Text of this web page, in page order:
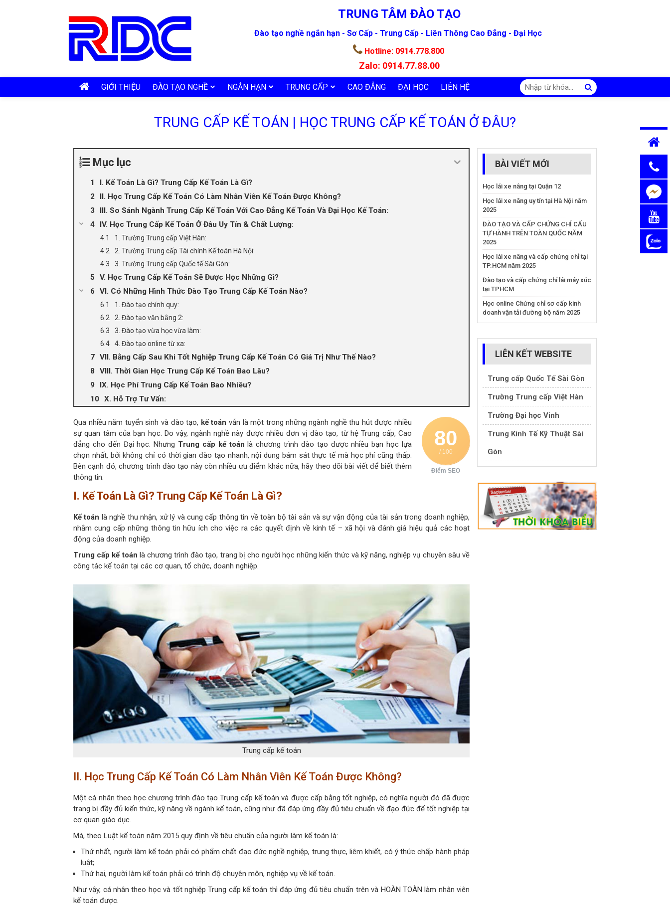
TRUNG TÂM ĐÀO TẠO
Đào tạo nghề ngắn hạn - Sơ Cấp - Trung Cấp - Liên Thông Cao Đẳng - Đại Học
Hotline: 0914.778.800
Zalo: 0914.77.88.00
GIỚI THIỆU ĐÀO TẠO NGHỀ NGẮN HẠN TRUNG CẤP CAO ĐẲNG ĐẠI HỌC LIÊN HỆ
TRUNG CẤP KẾ TOÁN | HỌC TRUNG CẤP KẾ TOÁN Ở ĐÂU?
Mục lục
I. Kế Toán Là Gì? Trung Cấp Kế Toán Là Gì?
II. Học Trung Cấp Kế Toán Có Làm Nhân Viên Kế Toán Được Không?
III. So Sánh Ngành Trung Cấp Kế Toán Với Cao Đẳng Kế Toán Và Đại Học Kế Toán:
IV. Học Trung Cấp Kế Toán Ở Đâu Uy Tín & Chất Lượng:
1. Trường Trung cấp Việt Hàn:
2. Trường Trung cấp Tài chính Kế toán Hà Nội:
3. Trường Trung cấp Quốc tế Sài Gòn:
V. Học Trung Cấp Kế Toán Sẽ Được Học Những Gì?
VI. Có Những Hình Thức Đào Tạo Trung Cấp Kế Toán Nào?
1. Đào tạo chính quy:
2. Đào tạo văn bằng 2:
3. Đào tạo vừa học vừa làm:
4. Đào tạo online từ xa:
VII. Bằng Cấp Sau Khi Tốt Nghiệp Trung Cấp Kế Toán Có Giá Trị Như Thế Nào?
VIII. Thời Gian Học Trung Cấp Kế Toán Bao Lâu?
IX. Học Phí Trung Cấp Kế Toán Bao Nhiêu?
X. Hỗ Trợ Tư Vấn:
80
/ 100
Điểm SEO
Qua nhiều năm tuyển sinh và đào tạo, kế toán vẫn là một trong những ngành nghề thu hút được nhiều
sự quan tâm của bạn học. Do vậy, ngành nghề này được nhiều đơn vị đào tạo, từ hệ Trung cấp, Cao
đẳng cho đến Đại học. Nhưng Trung cấp kế toán là chương trình đào tạo được nhiều bạn học lựa
chọn nhất, bởi không chỉ có thời gian đào tạo nhanh, nội dung bám sát thực tế mà học phí cũng thấp.
Bên cạnh đó, chương trình đào tạo này còn nhiều ưu điểm khác nữa, hãy theo dõi bài viết để biết thêm
thông tin.
I. Kế Toán Là Gì? Trung Cấp Kế Toán Là Gì?
Kế toán là nghề thu nhận, xử lý và cung cấp thông tin về toàn bộ tài sản và sự vận động của tài sản trong doanh nghiệp,
nhằm cung cấp những thông tin hữu ích cho việc ra các quyết định về kinh tế – xã hội và đánh giá hiệu quả các hoạt
động của doanh nghiệp.
Trung cấp kế toán là chương trình đào tạo, trang bị cho người học những kiến thức và kỹ năng, nghiệp vụ chuyên sâu về
công tác kế toán tại các cơ quan, tổ chức, doanh nghiệp.
Trung cấp kế toán
II. Học Trung Cấp Kế Toán Có Làm Nhân Viên Kế Toán Được Không?
Một cá nhân theo học chương trình đào tạo Trung cấp kế toán và được cấp bằng tốt nghiệp, có nghĩa người đó đã được
trang bị đầy đủ kiến thức, kỹ năng về ngành kế toán, cũng như đã đáp ứng đầy đủ tiêu chuẩn về đạo đức để tốt nghiệp tại
cơ quan giáo dục.
Mà, theo Luật kế toán năm 2015 quy định về tiêu chuẩn của người làm kế toán là:
Thứ nhất, người làm kế toán phải có phẩm chất đạo đức nghề nghiệp, trung thực, liêm khiết, có ý thức chấp hành pháp
luật;
Thứ hai, người làm kế toán phải có trình độ chuyên môn, nghiệp vụ về kế toán.
Như vậy, cá nhân theo học và tốt nghiệp Trung cấp kế toán thì đáp ứng đủ tiêu chuẩn trên và HOÀN TOÀN làm nhân viên
kế toán được.
BÀI VIẾT MỚI
Học lái xe nâng tại Quận 12
Học lái xe nâng uy tín tại Hà Nội năm
2025
ĐÀO TẠO VÀ CẤP CHỨNG CHỈ CẨU
TỰ HÀNH TRÊN TOÀN QUỐC NĂM
2025
Học lái xe nâng và cấp chứng chỉ tại
TP.HCM năm 2025
Đào tạo và cấp chứng chỉ lái máy xúc
tại TPHCM
Học online Chứng chỉ sơ cấp kinh
doanh vận tải đường bộ năm 2025
LIÊN KẾT WEBSITE
Trung cấp Quốc Tế Sài Gòn
Trường Trung cấp Việt Hàn
Trường Đại học Vinh
Trung Kinh Tế Kỹ Thuật Sài
Gòn
Chat
Messen
ger